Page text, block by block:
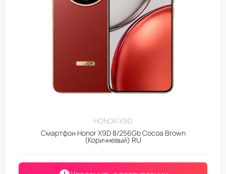
HONOR X9D
Смартфон Honor X9D 8/256Gb Cocoa Brown
(Коричневый) RU